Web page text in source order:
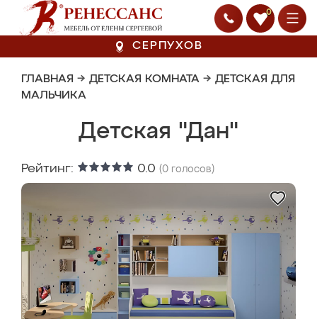
0
СЕРПУХОВ
ГЛАВНАЯ → ДЕТСКАЯ КОМНАТА → ДЕТСКАЯ ДЛЯ
МАЛЬЧИКА
Детская "Дан"
Рейтинг: 0.0 (0 голосов)